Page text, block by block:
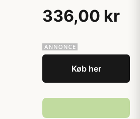
336,00 kr
Køb her